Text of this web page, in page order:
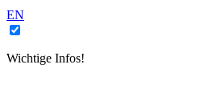
EN
Wichtige Infos!